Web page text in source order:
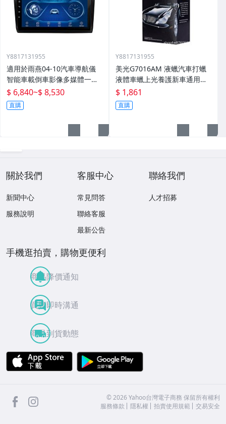
Y8817131955
適用於雨燕04-10汽車導航儀
智能車載倒車影像多媒體一體
機
$ 6,840~$ 8,530
直購
Y8817131955
美光G7016AM 液蠟汽車打蠟
液體車蠟上光養護新車通用棕
櫚蠟
$ 1,861
直購
關於我們
新聞中心
服務說明
客服中心
常見問答
聯絡客服
最新公告
聯絡我們
人才招募
手機逛拍賣，購物更便利
商品降價通知
買賣即時溝通
商品到貨動態
APP Store
facebook ©2026 Yahoo台灣電子商務 保留所有權利
服務條款
隱私權 拍賣使用規範 交易安全